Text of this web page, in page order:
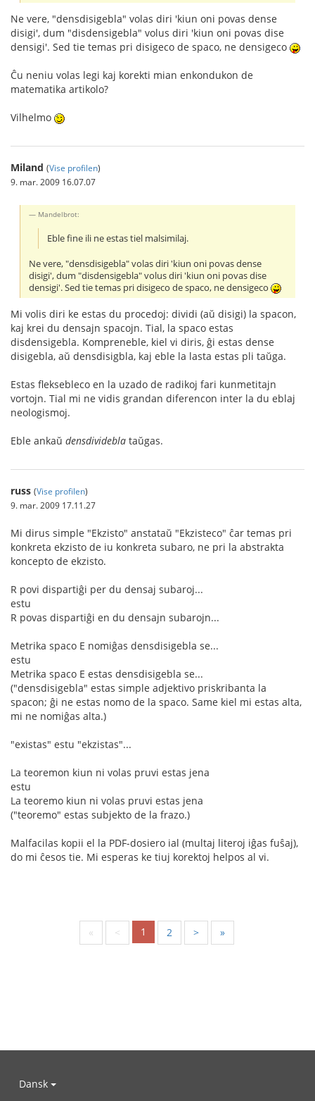
Ne vere, "densdisigebla" volas diri 'kiun oni povas dense
disigi', dum "disdensigebla" volus diri 'kiun oni povas dise
densigi'. Sed tie temas pri disigeco de spaco, ne densigeco
Ĉu neniu volas legi kaj korekti mian enkondukon de
matematika artikolo?
Vilhelmo
Miland (Vise profilen)
9. mar. 2009 16.07.07
Mandelbrot:
Eble fine ili ne estas tiel malsimilaj.
Ne vere, "densdisigebla" volas diri 'kiun oni povas dense
disigi', dum "disdensigebla" volus diri 'kiun oni povas dise
densigi'. Sed tie temas pri disigeco de spaco, ne densigeco
Mi volis diri ke estas du procedoj: dividi (aŭ disigi) la spacon,
kaj krei du densajn spacojn. Tial, la spaco estas
disdensigebla. Kompreneble, kiel vi diris, ĝi estas dense
disigebla, aŭ densdisigbla, kaj eble la lasta estas pli taŭga.
Estas fleksebleco en la uzado de radikoj fari kunmetitajn
vortojn. Tial mi ne vidis grandan diferencon inter la du eblaj
neologismoj.
Eble ankaŭ densdividebla taŭgas.
russ (Vise profilen)
9. mar. 2009 17.11.27
Mi dirus simple "Ekzisto" anstataŭ "Ekzisteco" ĉar temas pri
konkreta ekzisto de iu konkreta subaro, ne pri la abstrakta
koncepto de ekzisto.
R povi dispartiĝi per du densaj subaroj...
estu
R povas dispartiĝi en du densajn subarojn...
Metrika spaco E nomiĝas densdisigebla se...
estu
Metrika spaco E estas densdisigebla se...
("densdisigebla" estas simple adjektivo priskribanta la
spacon; ĝi ne estas nomo de la spaco. Same kiel mi estas alta,
mi ne nomiĝas alta.)
"existas" estu "ekzistas"...
La teoremon kiun ni volas pruvi estas jena
estu
La teoremo kiun ni volas pruvi estas jena
("teoremo" estas subjekto de la frazo.)
Malfacilas kopii el la PDF-dosiero ial (multaj literoj iĝas fuŝaj),
do mi ĉesos tie. Mi esperas ke tiuj korektoj helpos al vi.
« < 1 2 > »
Dansk